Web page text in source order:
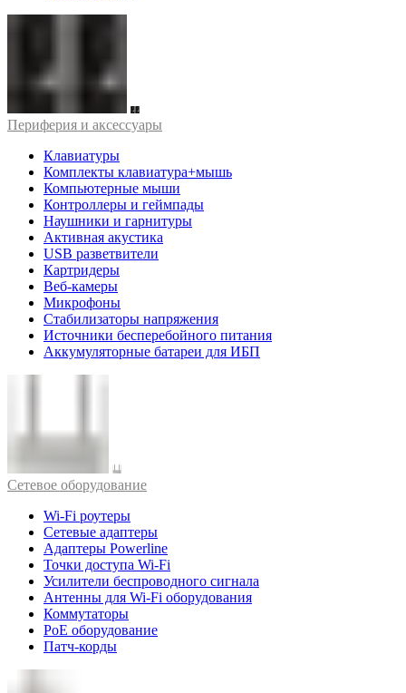
Периферия и аксессуары
Клавиатуры
Комплекты клавиатура+мышь
Компьютерные мыши
Контроллеры и геймпады
Наушники и гарнитуры
Активная акустика
USB разветвители
Картридеры
Веб-камеры
Микрофоны
Стабилизаторы напряжения
Источники бесперебойного питания
Аккумуляторные батареи для ИБП
Cетевое оборудование
Wi-Fi роутеры
Сетевые адаптеры
Адаптеры Powerline
Точки доступа Wi-Fi
Усилители беспроводного сигнала
Антенны для Wi-Fi оборудования
Коммутаторы
PoE оборудование
Патч-корды